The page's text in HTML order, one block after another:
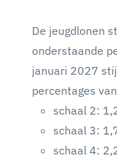
De jeugdlonen
onderstaande
januari 2027
percentages
schaal 2:
schaal 3:
schaal 4: